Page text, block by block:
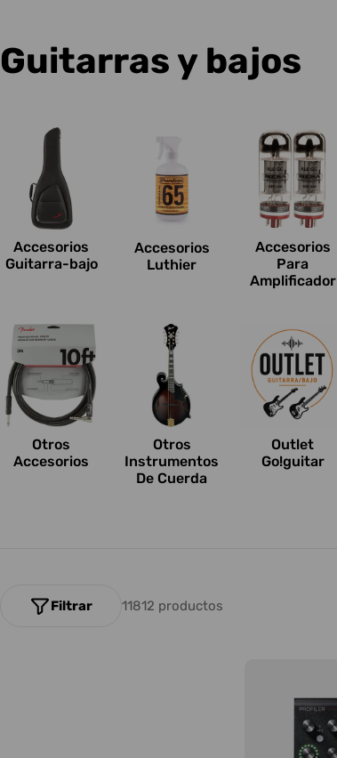
C
c
c
o
n
e
Guitarras y bajos
Accesorios
Guitarra-bajo
Accesorios
Luthier
Accesorios
Para
Amplificador
Otros
Accesorios
Otros
Instrumentos
De Cuerda
Outlet
Go!guitar
11812 productos
Filtrar